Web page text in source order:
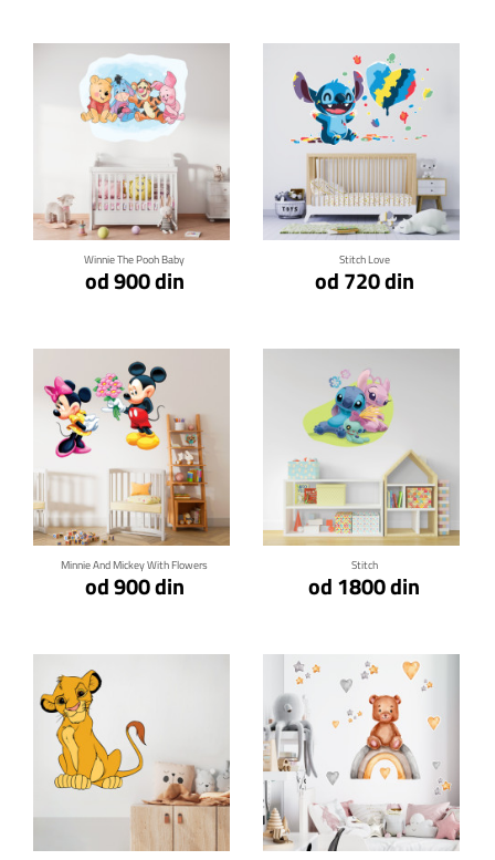
Winnie The Pooh Baby
od 900 din
Klikni za detalje
Stitch Love
od 720 din
Klikni za detalje
Minnie And Mickey With Flowers
od 900 din
Klikni za detalje
Stitch
od 1800 din
Klikni za detalje
Klikni za detalje Klikni za detalje